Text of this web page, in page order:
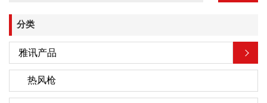
分类
雅讯产品
热风枪